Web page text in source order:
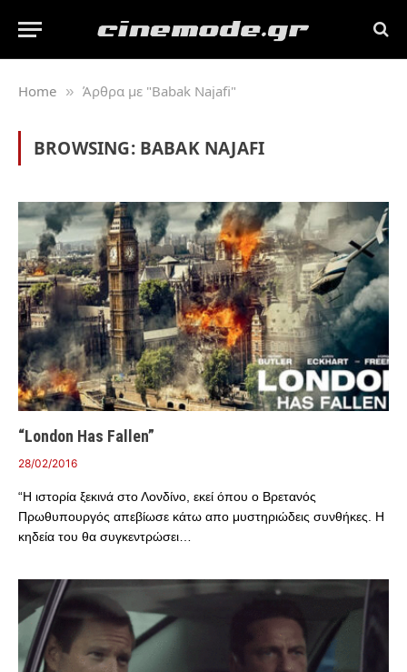
Home » Άρθρα με "Babak Najafi"
BROWSING: BABAK NAJAFI
“London Has Fallen”
28/02/2016
“Η ιστορία ξεκινά στο Λονδίνο, εκεί όπου ο Βρετανός
Πρωθυπουργός απεβίωσε κάτω απο μυστηριώδεις συνθήκες. Η
κηδεία του θα συγκεντρώσει…